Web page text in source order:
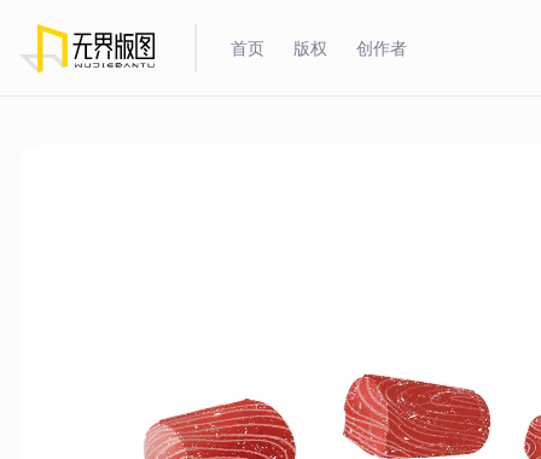
首页 版权 创作者